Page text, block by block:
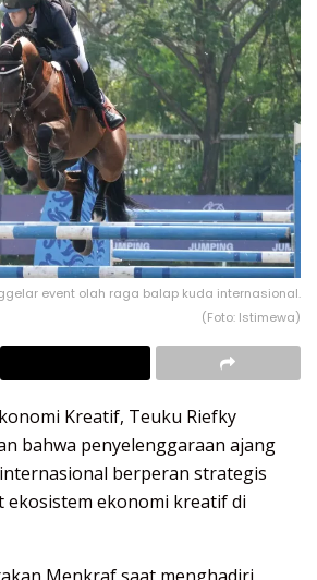
event olah raga balap kuda internasional.
(Foto: Istimewa)
Kreatif, Teuku Riefky
bahwa penyelenggaraan ajang
berperan strategis
ekosistem ekonomi kreatif di